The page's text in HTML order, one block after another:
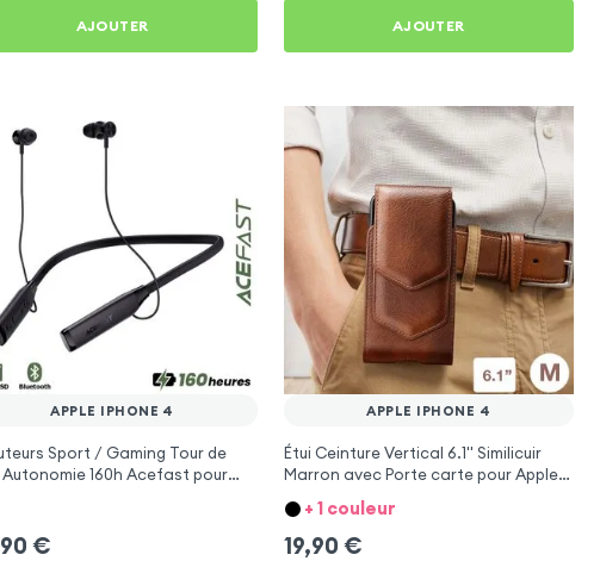
AJOUTER AJOUTER
APPLE IPHONE 4
Sport / Gaming Tour de
Autonomie 160h Acefast pour
€
APPLE IPHONE 4
Étui Ceinture Vertical 6.1'' Similicuir
Marron avec Porte carte pour Apple
iPhone 4
+ 1 couleur
19,90 €